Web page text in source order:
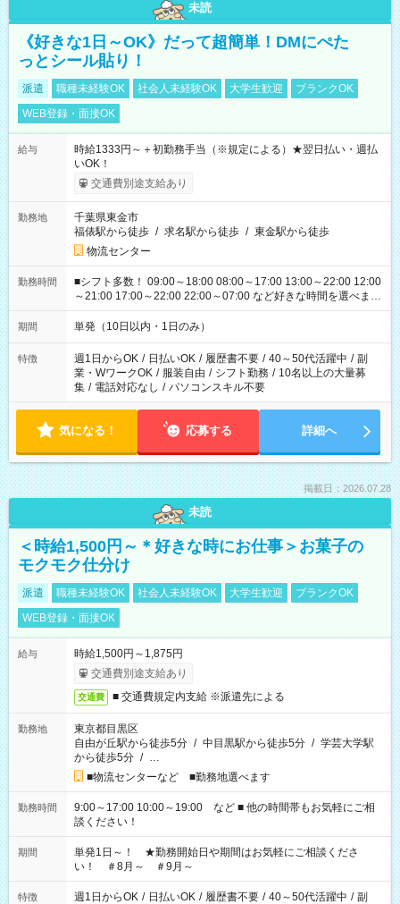
未読
《好きな1日～OK》だって超簡単！DMにぺた
っとシール貼り！
派遣 職種未経験OK 社会人未経験OK 大学生歓迎
ブランクOK
WEB登録・面接OK
給与
時給1333円～＋初勤務手当（※規定による）★翌日払い・週払
いOK！
交通費別途支給あり
勤務地
千葉県東金市
福俵駅から徒歩 / 求名駅から徒歩 / 東金駅から徒歩
物流センター
勤務時間
■シフト多数！ 09:00～18:00 08:00～17:00 13:00～22:00 12:00
～21:00 17:00～22:00 22:00～07:00 など好きな時間を選べま
す！
期間 単発（10日以内・1日のみ）
特徴 週1日からOK / 日払いOK / 履歴書不要 / 40～50代活躍中 / 副
業・WワークOK / 服装自由 / シフト勤務 / 10名以上の大量募
集 / 電話対応なし / パソコンスキル不要
気になる！ 応募する 詳細へ
掲載日：2026.07.28
未読
＜時給1,500円～＊好きな時にお仕事＞お菓子の
モクモク仕分け
派遣 職種未経験OK 社会人未経験OK 大学生歓迎
ブランクOK
WEB登録・面接OK
給与
時給1,500円～1,875円
交通費別途支給あり
交通費 ■ 交通費規定内支給 ※派遣先による
勤務地
東京都目黒区
自由が丘駅から徒歩5分 / 中目黒駅から徒歩5分 / 学芸大学駅
から徒歩5分 / …
■物流センターなど ■勤務地選べます
勤務時間
9:00～17:00 10:00～19:00 など ■ 他の時間帯もお気軽にご相
談ください！
期間
単発1日～！ ★勤務開始日や期間はお気軽にご相談くださ
い！ ＃8月～ ＃9月～
特徴 週1日からOK / 日払いOK / 履歴書不要 / 40～50代活躍中 / 副